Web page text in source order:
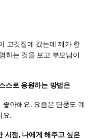
고깃집에 갔는데 제가 한
하는 것을 보고 부모님이
스로 응원하는 방법은
아해요. 요즘은 단풍도 예
.
시점, 나에게 해주고 싶은